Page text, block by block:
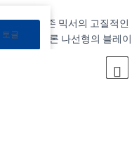
토글
서”는 기존 믹서의 고질적인
이드는 물론 나선형의 블레이
력한 회전이 이상적인 콘크